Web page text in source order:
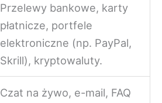
Przelewy bankowe, karty
płatnicze, portfele
elektroniczne (np. PayPal,
Skrill), kryptowaluty.
Czat na żywo, e-mail, FAQ